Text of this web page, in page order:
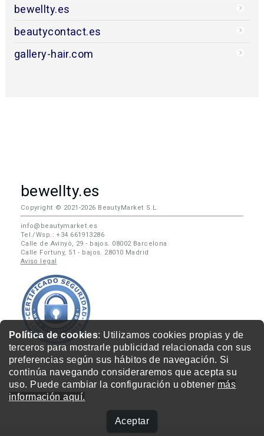
Política de cookies: Utilizamos cookies propias y de
terceros para mostrarle publicidad relacionada con sus
preferencias según sus hábitos de navegación. Si
continúa navegando consideraremos que acepta su
uso. Puede cambiar la configuración u obtener más
información aquí.
Aceptar
bewellty.es
beautycontact.es
gallery-hair.com
bewellty.es
Copyright © 2021-2026 BeautyMarket S.L.
info@beautymarket.es
Tel./Wsp.: +34 661913286
Calle de Avinyó, 29 - bajos. 08002 Barcelona
Calle Fortuny, 51 - bajos. 28010 Madrid
Aviso legal